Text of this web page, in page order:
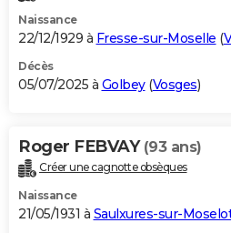
Naissance
22/12/1929 à Fresse-sur-Moselle (
Décès
05/07/2025 à Golbey(Vosges)
Roger FEBVAY (93 ans)
Créer une cagnotte obsèques
Naissance
21/05/1931 à Saulxures-sur-